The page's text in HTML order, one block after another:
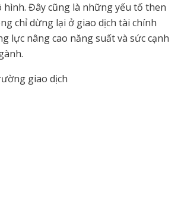
hình. Đây cũng là những yếu tố then
chỉ dừng lại ở giao dịch tài chính
lực nâng cao năng suất và sức cạnh
giao dịch